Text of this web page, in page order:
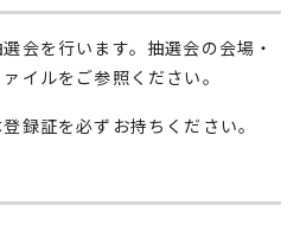
会を行います。抽選会の会場・
イルをご参照ください。
録証を必ずお持ちください。